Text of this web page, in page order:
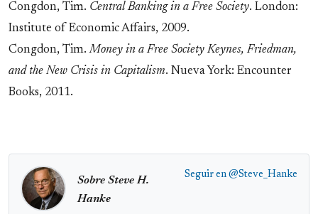
Congdon, Tim. Central Banking in a Free Society. London:
Institute of Economic Affairs, 2009.
Congdon, Tim.Money in a Free Society Keynes, Friedman,
and the New Crisis in Capitalism. Nueva York: Encounter
Books, 2011.
Seguir en @Steve_Hanke
Sobre Steve H.
Hanke